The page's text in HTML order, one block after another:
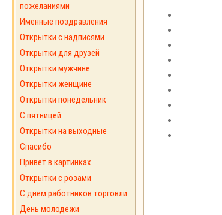
пожеланиями
Именные поздравления
Открытки с надписями
Открытки для друзей
Открытки мужчине
Открытки женщине
Открытки понедельник
С пятницей
Открытки на выходные
Спасибо
Привет в картинках
Открытки с розами
С днем работников торговли
День молодежи